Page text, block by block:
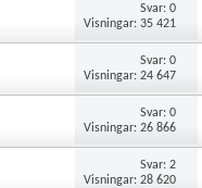
Svar: 0
Visningar: 35 421
Svar: 0
Visningar: 24 647
Svar: 0
Visningar: 26 866
Svar: 2
Visningar: 28 620